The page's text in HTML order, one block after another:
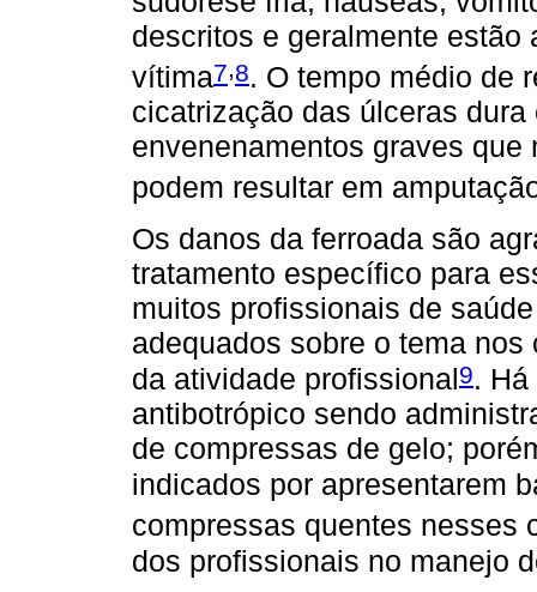
descritos e geralmente
vítima7,8. O tempo médio de
cicatrização das úlceras
envenenamentos graves
podem resultar em
Os danos da ferroada são
tratamento específico para
muitos profissionais de
adequados sobre o tema
da atividade profissional9.
antibotrópico sendo
de compressas de gelo;
indicados por apresentarem
compressas quentes nesses
dos profissionais no manejo